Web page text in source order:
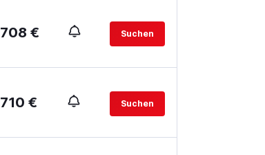
708 € Suchen
710 € Suchen